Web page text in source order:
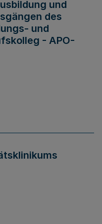
und
des
und
- APO-